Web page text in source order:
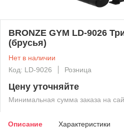
BRONZE GYM LD-9026
(брусья)
Нет в наличии
Код: LD-9026
Розница
Цену уточняйте
Минимальная сумма заказа на
Описание Характеристики